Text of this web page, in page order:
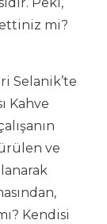
Peki,
mi?
Selanik’te
Kahve
ve
Kendisi